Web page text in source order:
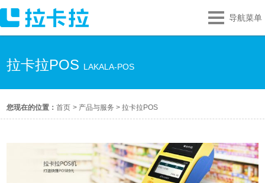
导航菜单
拉卡拉POS LAKALA-POS
您现在的位置：首页 > 产品与服务 >拉卡拉POS